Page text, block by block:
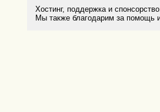
Хостинг, поддержка и
Мы также благодарим за помощь